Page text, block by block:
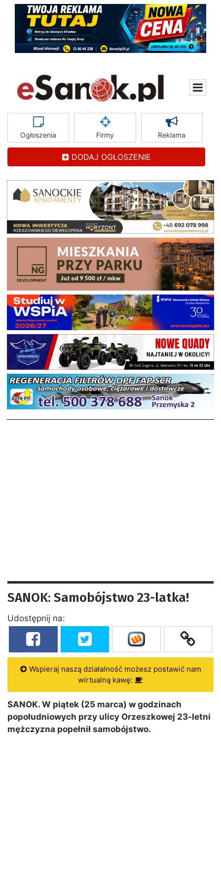
Ogłoszenia Firmy Reklama
DODAJ OGŁOSZENIE
SANOK: Samobójstwo 23-latka!
Udostępnij na:
Wspieraj naszą działalność możesz postawić nam
wirtualną kawę:
SANOK. W piątek (25 marca) w godzinach
popołudniowych przy ulicy Orzeszkowej 23-letni
mężczyzna popełnił samobójstwo.